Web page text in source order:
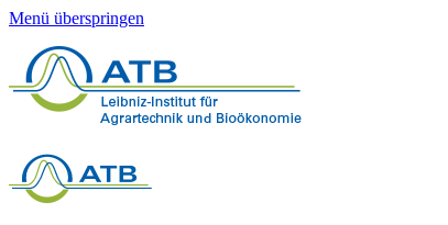
Menü überspringen